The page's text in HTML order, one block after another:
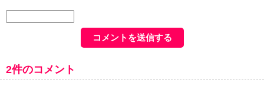
2件のコメント